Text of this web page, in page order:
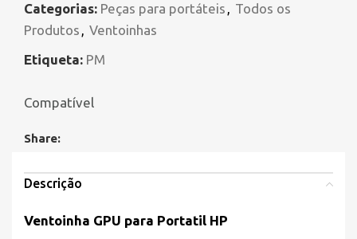
Categorias: Peças para portáteis , Todos os
Produtos , Ventoinhas
Etiqueta: PM
Compatível
Share:
Descrição
Ventoinha GPU para Portatil HP